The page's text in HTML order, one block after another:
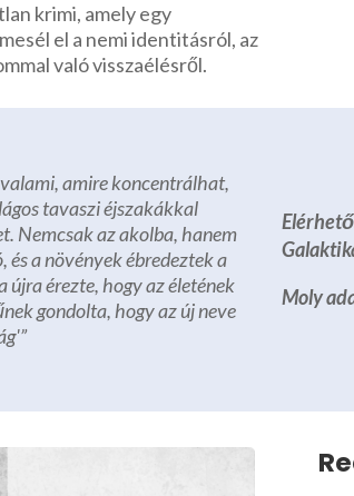
krimi, amely egy
el a nemi identitásról, az
való visszaélésről.
amire koncentrálhat,
tavaszi éjszakákkal
Nemcsak az akolba, hanem
a növények ébredeztek a
újra érezte, hogy az életének
gondolta, hogy az új neve
Moly